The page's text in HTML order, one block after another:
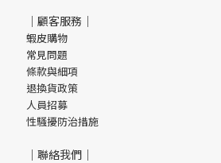
｜顧客服務｜
蝦皮購物
常見問題
條款與細項
退換貨政策
人員招募
性騷擾防治措施
｜聯絡我們｜